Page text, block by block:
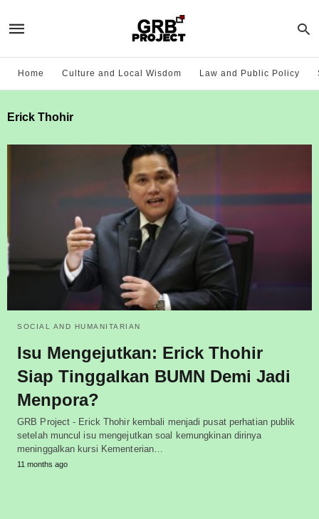
Home Culture and Local Wisdom Law and Public Policy
Erick Thohir
SOCIAL AND HUMANITARIAN
Isu Mengejutkan: Erick Thohir
Siap Tinggalkan BUMN Demi Jadi
Menpora?
GRB Project - Erick Thohir kembali menjadi pusat perhatian publik
setelah muncul isu mengejutkan soal kemungkinan dirinya
meninggalkan kursi Kementerian…
11 months ago